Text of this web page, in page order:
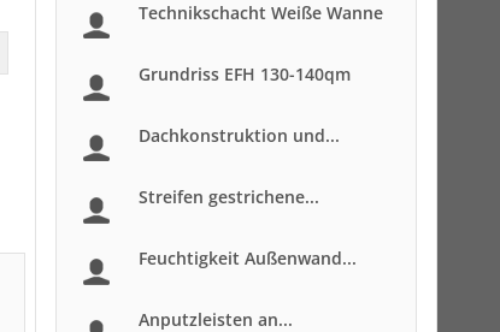
Technikschacht Weiße Wanne
Grundriss EFH 130-140qm
Dachkonstruktion und...
Streifen gestrichene...
Feuchtigkeit Außenwand...
Anputzleisten an...